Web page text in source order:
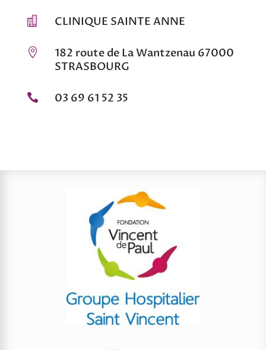
 CLINIQUE SAINTE ANNE

182 route de La Wantzenau 67000
STRASBOURG
 03 69 61 52 35